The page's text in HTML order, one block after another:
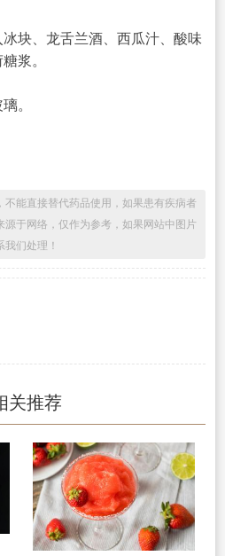
块、龙舌兰酒、西瓜汁、酸味
浆。
。
不能直接替代药品使用，如果患有疾病者
于网络，仅作为参考，如果网站中图片
们处理！
关推荐